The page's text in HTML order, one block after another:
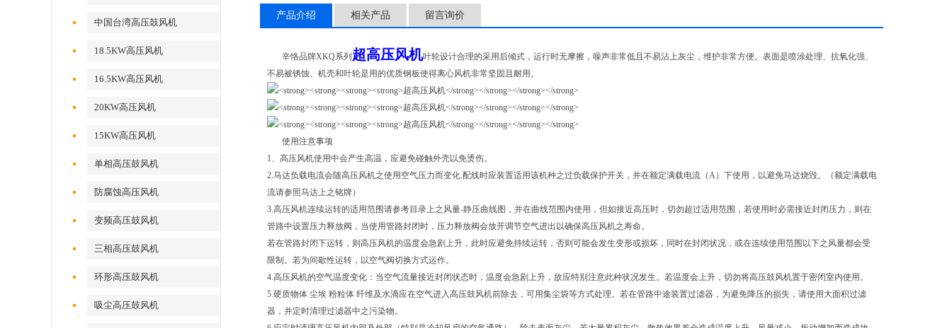
中国台湾高压鼓风机
18.5KW高压风机
16.5KW高压风机
20KW高压风机
15KW高压风机
单相高压鼓风机
防腐蚀高压风机
变频高压鼓风机
三相高压鼓风机
环形高压鼓风机
吸尘高压鼓风机
产品介绍 相关产品 留言询价
辛恪品牌XKQ系列 超高压风机叶轮设计合理的采用后倾式，运行时无摩擦，噪声非常低且不易沾上灰尘，维护非常方便。表面是喷涂处理、抗氧化强、
不易被锈蚀、机壳和叶轮是用的优质钢板使得离心风机非常坚固且耐用。
使用注意事项
1、高压风机使用中会产生高温，应避免碰触外壳以免烫伤。
2.马达负载电流会随高压风机之使用空气压力而变化.配线时应装置适用该机种之过负载保护开关，并在额定满载电流（A）下使用，以避免马达烧毁。（额定满载电
流请参照马达上之铭牌）
3.高压风机连续运转的适用范围请参考目录上之风量-静压曲线图，并在曲线范围内使用，但如接近高压时，切勿超过适用范围，若使用时必需接近封闭压力，则在
管路中设置压力释放阀，当使用管路封闭时，压力释放阀会放开调节空气进出以确保高压风机之寿命。
若在管路封闭下运转，则高压风机的温度会急剧上升，此时应避免持续运转，否则可能会发生变形或损坏，同时在封闭状况，或在连续使用范围以下之风量都会受
限制。若为间歇性运转，以空气阀切换方式运作。
4.高压风机的空气温度变化：当空气流量接近封闭状态时，温度会急剧上升，故应特别注意此种状况发生。若温度会上升，切勿将高压鼓风机置于密闭室内使用。
5.硬质物体 尘埃 粉粒体 纤维及水滴应在空气进入高压鼓风机前除去，可用集尘袋等方式处理。若在管路中途装置过滤器，为避免降压的损失，请使用大面积过滤
器，并定时清理过滤器中之污染物。